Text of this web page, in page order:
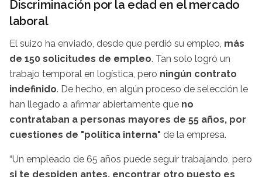
Discriminación por la edad en el mercado
laboral
El suizo ha enviado, desde que perdió su empleo, más
de 150 solicitudes de empleo. Tan solo logró un
trabajo temporal en logística, pero ningún contrato
indefinido. De hecho, en algún proceso de selección le
han llegado a afirmar abiertamente que no
contrataban a personas mayores de 55 años, por
cuestiones de "política interna" de la empresa.
“Un empleado de 65 años puede seguir trabajando, pero
si te despiden antes, encontrar otro puesto es